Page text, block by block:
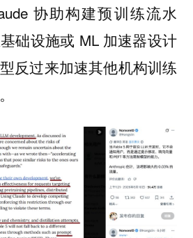
协助构建预训练流水
础设施或 ML 加速器设计
反过来加速其他机构训练